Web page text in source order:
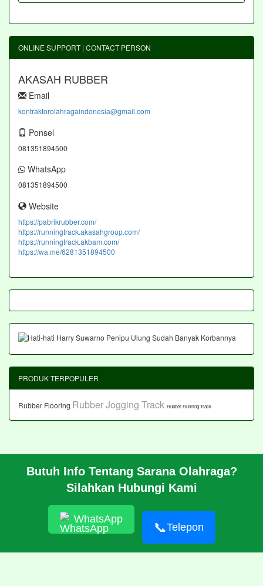
ONLINE SUPPORT | CONTACT PERSON
AKASAH RUBBER
Email
kontraktorolahragaindonesia@gmail.com
Ponsel
081351894500
WhatsApp
081351894500
Website
https://pabrikrubber.com/
https://runningtrack.akasahgroup.com/
https://runningtrack.akbam.com/
https://wa.me/6281351894500
Butuh Info Tentang Sarana Olahraga?
Silahkan Hubungi Kami
WhatsApp
📞Telepon
PRODUK TERPOPULER
Rubber Flooring Rubber Jogging Track Rubber Running Track
CARA PESAN
HUBUNGI KAMI
© 2026 https://pabrikrubber.com/ 081351894500 Jasa Pembuatan
Rubber Running Track Lintasan Lari Standar IAAF International